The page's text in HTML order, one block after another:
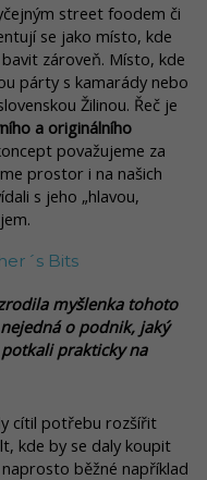
street foodem či
se jako místo, kde
zároveň. Místo, kde
párty s kamarády nebo
Žilinou. Řeč je
a originálního
považujeme za
prostor i na našich
s jeho „hlavou,
Bits
myšlenka tohoto
o podnik, jaký
prakticky na
cítil potřebu rozšířit
kde by se daly koupit
běžné například